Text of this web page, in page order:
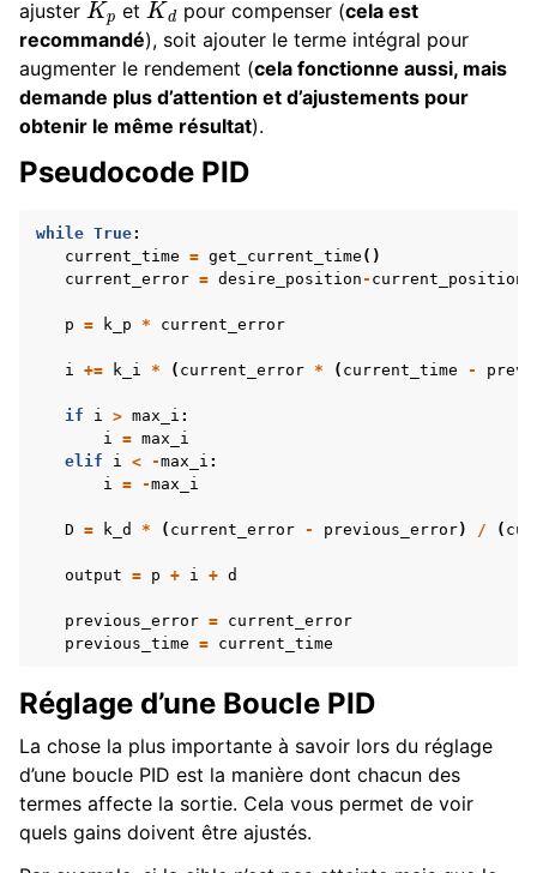
ajuster
et pour compenser (cela est
recommandé), soit ajouter le terme intégral pour
augmenter le rendement (cela fonctionne aussi, mais
demande plus d’attention et d’ajustements pour
obtenir le même résultat).
Pseudocode PID
while True:
current_time = get_current_time ()
current_error = desire_position- current_position
p = k_p * current_error
i += k_i * ( current_error * ( current_time -
if i > max_i :
i = max_i
elif
i < -max_i :
i = -max_i
D = k_d * ( current_error - previous_error) / (
output = p + i + d
previous_error = current_error
previous_time = current_time
Réglage d’une Boucle PID
La chose la plus importante à savoir lors du réglage
d’une boucle PID est la manière dont chacun des
termes affecte la sortie. Cela vous permet de voir
quels gains doivent être ajustés.